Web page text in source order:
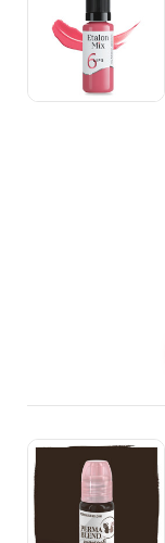
Количество
Цена
Количество